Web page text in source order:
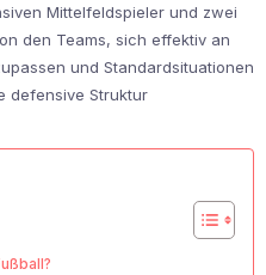
Mittelfeldspieler und zwei
den Teams, sich effektiv an
und Standardsituationen
defensive Struktur